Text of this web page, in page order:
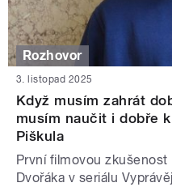
Rozhovor
3. listopad 2025
Když musím zahrát
musím naučit i dobře
Piškula
První filmovou
Dvořáka v seriálu